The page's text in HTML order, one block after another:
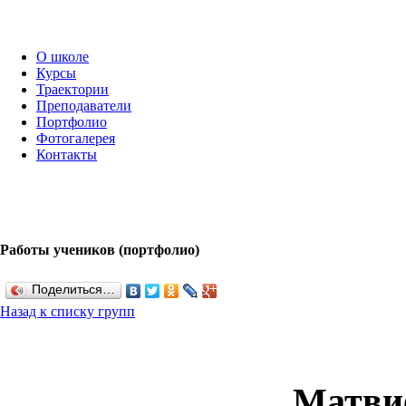
О школе
Курсы
Траектории
Преподаватели
Портфолио
Фотогалерея
Контакты
Работы учеников (портфолио)
Поделиться…
Назад к списку групп